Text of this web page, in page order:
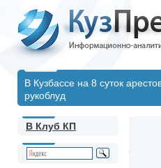
В Кузбассе на 8 суток
рукоблуд
В Клуб КП